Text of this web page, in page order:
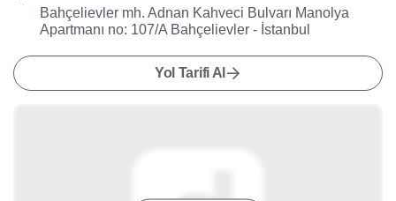
Bahçelievler mh. Adnan Kahveci Bulvarı Manolya
Apartmanı no: 107/A Bahçelievler - İstanbul
Yol Tarifi Al